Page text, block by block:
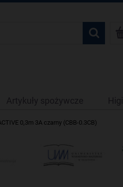
Artykuły spożywcze
0,3m 3A czarny (CBB-0.3CB)